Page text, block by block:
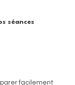
séances
facilement